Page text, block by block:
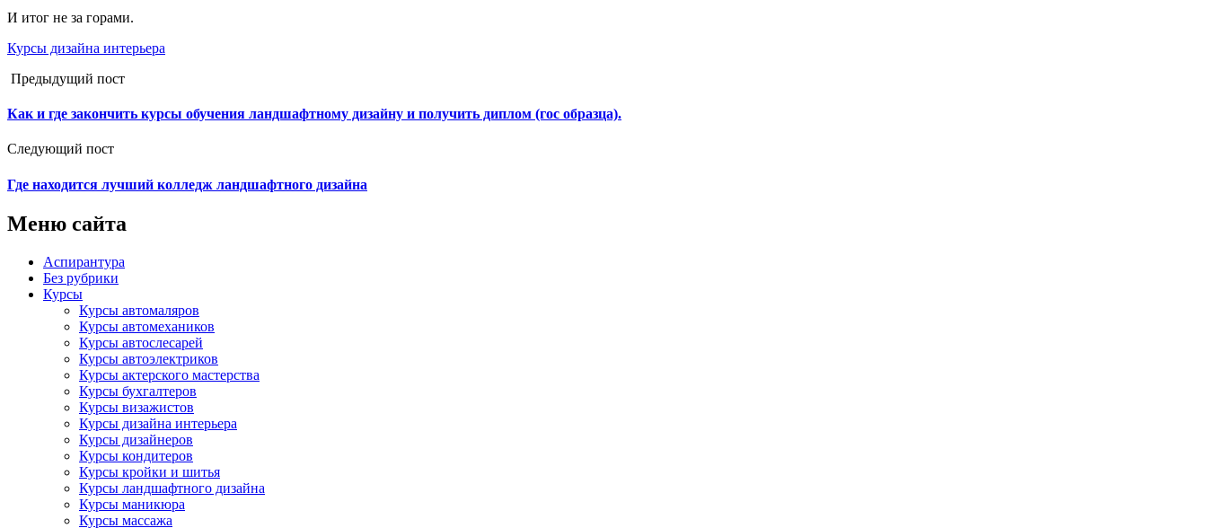
И итог не за горами.
Курсы дизайна интерьера
Предыдущий пост
Как и где закончить курсы обучения ландшафтному дизайну и получить диплом (гос образца).
Следующий пост
Где находится лучший колледж ландшафтного дизайна
Меню сайта
Аспирантура
Без рубрики
Курсы
Курсы автомаляров
Курсы автомехаников
Курсы автослесарей
Курсы автоэлектриков
Курсы актерского мастерства
Курсы бухгалтеров
Курсы визажистов
Курсы дизайна интерьера
Курсы дизайнеров
Курсы кондитеров
Курсы кройки и шитья
Курсы ландшафтного дизайна
Курсы маникюра
Курсы массажа